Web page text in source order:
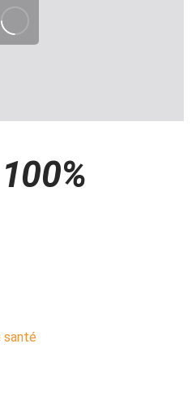
santé